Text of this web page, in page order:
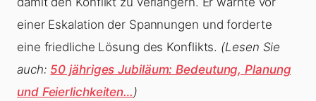
einer Eskalation der Spannungen und forderte
eine friedliche Lösung des Konflikts. (Lesen Sie
auch: 50 jähriges Jubiläum: Bedeutung, Planung
und Feierlichkeiten…)